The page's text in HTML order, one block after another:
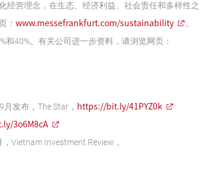
经营理念，在生态、经济利益、社会责任和多样性之
： www.messefrankfurt.com/sustainability
。
40%。有关公司进一步资料，请浏览网页：
发布，The Star， https://bit.ly/41PYZ0k
3o6M8cA
Vietnam Investment Review，